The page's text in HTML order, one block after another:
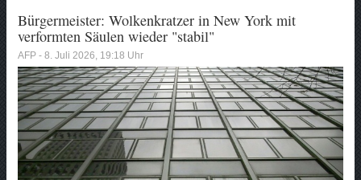
Bürgermeister: Wolkenkratzer in New York mit
verformten Säulen wieder "stabil"
AFP - 8. Juli 2026, 19:18 Uhr